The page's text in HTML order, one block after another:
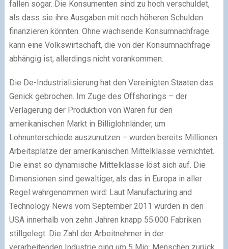
fallen sogar. Die Konsumenten sind zu hoch verschuldet,
als dass sie ihre Ausgaben mit noch höheren Schulden
finanzieren könnten. Ohne wachsende Konsumnachfrage
kann eine Volkswirtschaft, die von der Konsumnachfrage
abhängig ist, allerdings nicht vorankommen.
Die De-Industrialisierung hat den Vereinigten Staaten das
Genick gebrochen. Im Zuge des Offshorings – der
Verlagerung der Produktion von Waren für den
amerikanischen Markt in Billiglohnländer, um
Lohnunterschiede auszunutzen – wurden bereits Millionen
Arbeitsplätze der amerikanischen Mittelklasse vernichtet.
Die einst so dynamische Mittelklasse löst sich auf. Die
Dimensionen sind gewaltiger, als das in Europa in aller
Regel wahrgenommen wird: Laut Manufacturing and
Technology News vom September 2011 wurden in den
USA innerhalb von zehn Jahren knapp 55.000 Fabriken
stillgelegt. Die Zahl der Arbeitnehmer in der